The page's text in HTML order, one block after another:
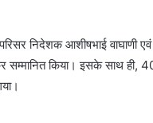
निदेशक आशीषभाई वाघाणी एवं
किया। इसके साथ ही,